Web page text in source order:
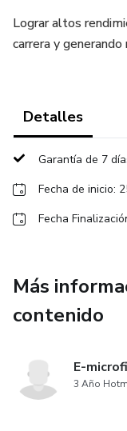
Lograr altos
carrera y
Detalles
Garantía de 7
Fecha de inicio:
Fecha
Más
contenido
E-
3 Año